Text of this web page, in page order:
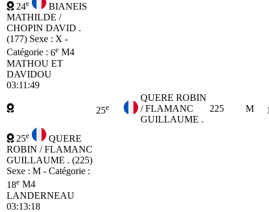
24e
BIANEIS
MATHILDE /
CHOPIN DAVID .
(177) Sexe : X -
Catégorie : 6e M4
MATHOU ET
DAVIDOU
03:11:49
25e
QUERE ROBIN
/ FLAMANC
GUILLAUME .
225 M
25e
QUERE
ROBIN / FLAMANC
GUILLAUME . (225)
Sexe : M - Catégorie :
18e M4
LANDERNEAU
03:13:18